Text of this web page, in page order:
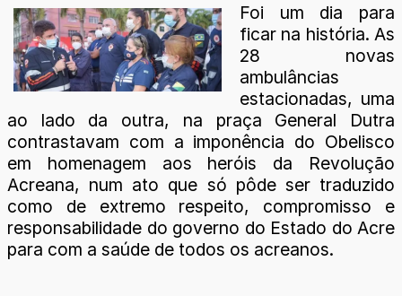
Foi um dia para
ficar na história. As
28 novas
ambulâncias
estacionadas, uma
ao lado da outra, na praça General Dutra
contrastavam com a imponência do Obelisco
em homenagem aos heróis da Revolução
Acreana, num ato que só pôde ser traduzido
como de extremo respeito, compromisso e
responsabilidade do governo do Estado do Acre
para com a saúde de todos os acreanos.